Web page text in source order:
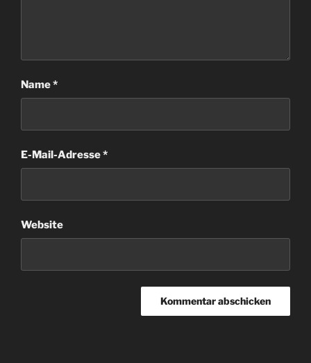
Name*
E-Mail-Adresse*
Website